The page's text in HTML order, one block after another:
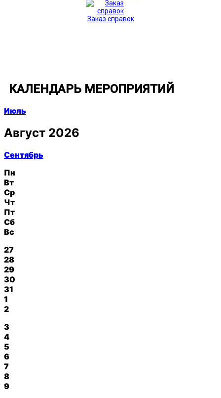
Заказ справок
КАЛЕНДАРЬ МЕРОПРИЯТИЙ
Июль
Август 2026
Сентябрь
Пн
Вт
Ср
Чт
Пт
Сб
Вс
27
28
29
30
31
1
2
3
4
5
6
7
8
9